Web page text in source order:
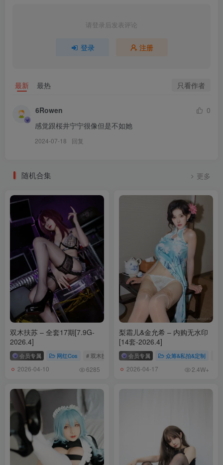
rua阮阮 – NO.014 小狗爱神1.0[23P-46.4M]
[7.18]
rua阮阮 – NO.012 &小九酱 – 奶牛怀孕 双人[50P-582M]
rua阮阮 – NO.011 外卖员 [40P-704M]
rua阮阮 – NO.009 失乐园 [55P-687M]
rua阮阮 – NO.007 花房 小裙子[54P-661M]
rua阮阮 – NO.006 授课中[57P-855M]
rua阮阮 – NO.005 房车jk[41P-445M]
rua阮阮 – NO.004 叫兽的恶作剧 终章 [116P1V-3.04G]
rua阮阮 – NO.003 小翠花[24P-318M]
rua阮阮 – NO.002 居家少女 [40P-529M]
rua阮阮 – NO.001 春の更衣室-体操服 [47P-469M]
请登录后发表评论
登录 注册
最新 最热 只看作者
6Rowen
0
感觉跟桜井宁宁很像但是不如她
2024-07-18 回复
随机合集 更多
双木扶苏 – 全套17期[7.9G-
2026.4]
会员专属 网红Cos # 双木扶苏
2026-04-10 6285
梨霜儿&金允希 – 内购无水印
[14套-2026.4]
会员专属 众筹&私拍&定制
2026-04-17 2.4W+